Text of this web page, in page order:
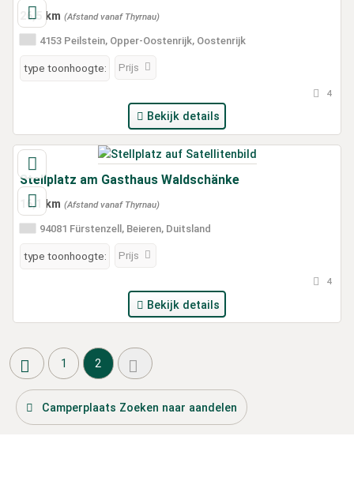
26,5 km (Afstand vanaf Thyrnau)
4153 Peilstein, Opper-Oostenrijk, Oostenrijk
type toonhoogte: Prijs
4
Bekijk details
Stellplatz am Gasthaus Waldschänke
16,1 km (Afstand vanaf Thyrnau)
94081 Fürstenzell, Beieren, Duitsland
type toonhoogte: Prijs
4
Bekijk details
1 2
Camperplaats Zoeken naar aandelen